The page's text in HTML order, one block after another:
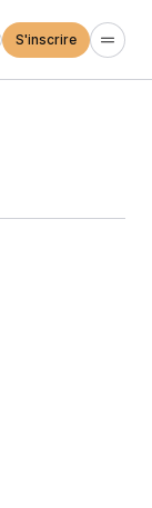
S'inscrire